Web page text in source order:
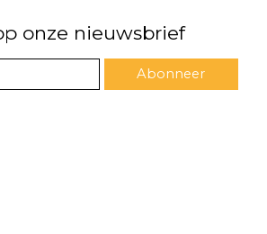
onze nieuwsbrief
Abonneer